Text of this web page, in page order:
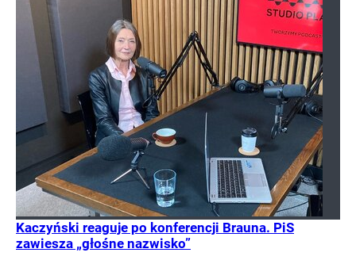
Kaczyński reaguje po konferencji Brauna. PiS
zawiesza „głośne nazwisko”